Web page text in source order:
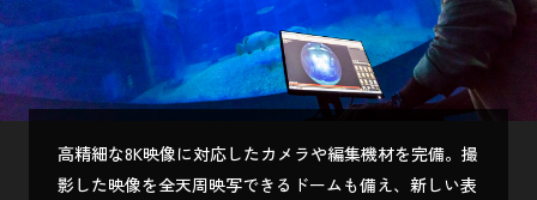
高精細な8K映像に対応したカメラや編集機材を完備。撮
影した映像を全天周映写できるドームも備え、新しい表